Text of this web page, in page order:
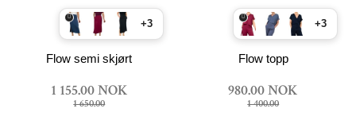
+3
Flow semi skjørt
1 155.00 NOK
1 650.00
+3
Flow topp
980.00 NOK
1 400.00